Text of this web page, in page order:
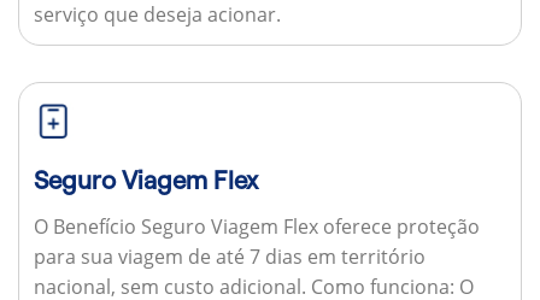
serviço que deseja acionar.
Seguro Viagem Flex
O Benefício Seguro Viagem Flex oferece proteção
para sua viagem de até 7 dias em território
nacional, sem custo adicional. Como funciona: O